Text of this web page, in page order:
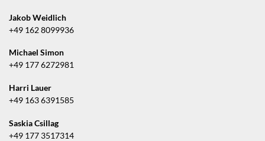
Jakob Weidlich
+49 162 8099936
Michael Simon
+49 177 6272981
Harri Lauer
+49 163 6391585
Saskia Csillag
+49 177 3517314